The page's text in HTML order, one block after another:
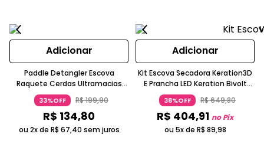
Adicionar
Paddle Detangler Escova
Raquete Cerdas Ultramacias
IntelliFlex Rosa WetBrush
33%OFF R$199,90
R$ 134,80
ou 2x de R$ 67,40 sem juros
Adicionar
Kit Escova Secadora Keration3D
E Prancha LED Keration Bivolt
Preto Cobre Rosê GA.MA ITALY
38%OFF R$649,80
R$ 404,91 no Pix
ou 5x de R$ 89,98